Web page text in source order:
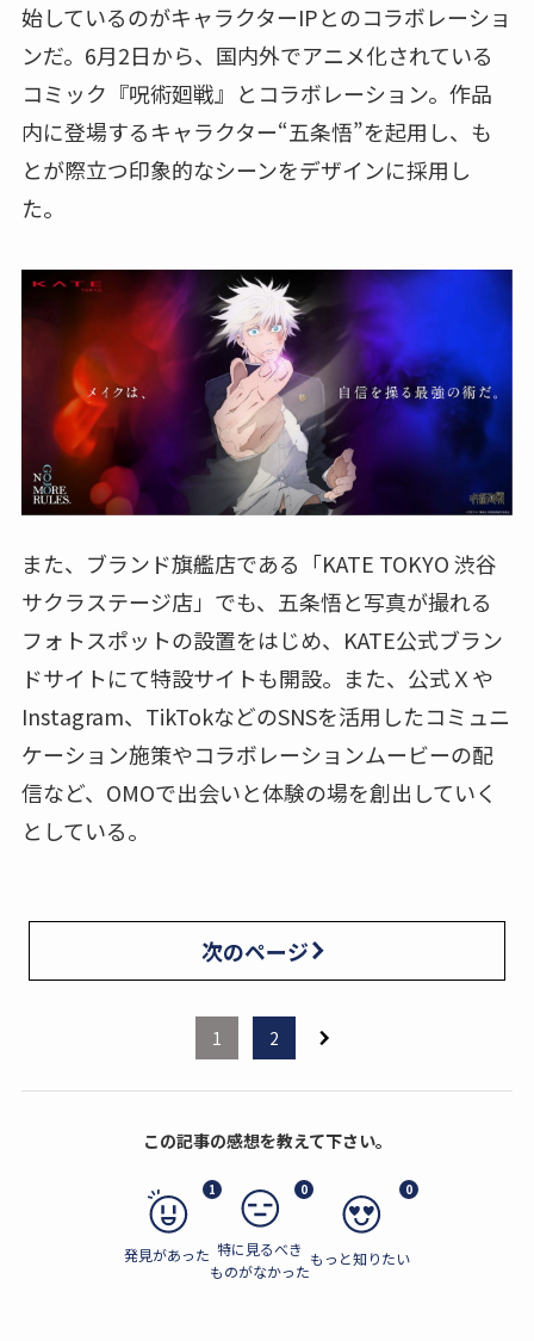
始しているのがキャラクターIPとのコラボレーショ
ンだ。6月2日から、国内外でアニメ化されている
コミック『呪術廻戦』とコラボレーション。作品
内に登場するキャラクター“五条悟”を起用し、も
とが際立つ印象的なシーンをデザインに採用し
た。
また、ブランド旗艦店である「KATE TOKYO 渋谷
サクラステージ店」でも、五条悟と写真が撮れる
フォトスポットの設置をはじめ、KATE公式ブラン
ドサイトにて特設サイトも開設。また、公式Ｘや
Instagram、TikTokなどのSNSを活用したコミュニ
ケーション施策やコラボレーションムービーの配
信など、OMOで出会いと体験の場を創出していく
としている。
次のページ
1 2
この記事の感想を教えて下さい。
1
発見があった
0
特に見るべき
ものがなかった
0
もっと知りたい